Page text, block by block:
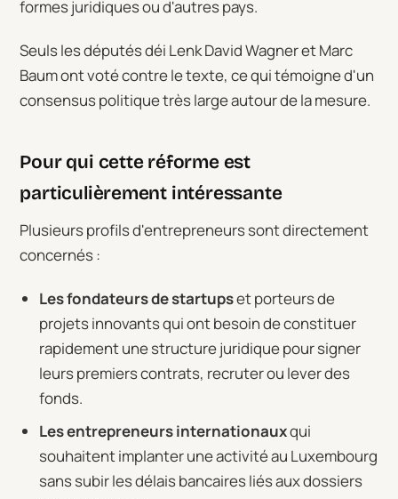
formes juridiques ou d'autres pays.
Seuls les députés déi Lenk David Wagner et Marc
Baum ont voté contre le texte, ce qui témoigne d'un
consensus politique très large autour de la mesure.
Pour qui cette réforme est
particulièrement intéressante
Plusieurs profils d'entrepreneurs sont directement
concernés :
Les fondateurs de startupset porteurs de
projets innovants qui ont besoin de constituer
rapidement une structure juridique pour signer
leurs premiers contrats, recruter ou lever des
fonds.
Les entrepreneurs internationauxqui
souhaitent implanter une activité au Luxembourg
sans subir les délais bancaires liés aux dossiers